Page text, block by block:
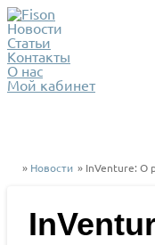
Новости
Статьи
Контакты
О нас
Мой кабинет
» Новости » InVenture: О